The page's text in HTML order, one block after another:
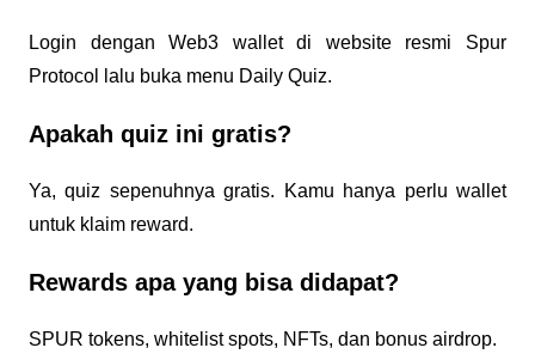
Login dengan Web3 wallet di website resmi Spur
Protocol lalu buka menu Daily Quiz.
Apakah quiz ini gratis?
Ya, quiz sepenuhnya gratis. Kamu hanya perlu wallet
untuk klaim reward.
Rewards apa yang bisa didapat?
SPUR tokens, whitelist spots, NFTs, dan bonus airdrop.